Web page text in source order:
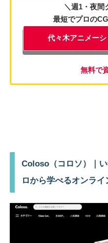
＼週1・夜間
最短でプロの
代々木アニメー
無料で
Coloso（コロソ）｜
ロから学べるオンライ